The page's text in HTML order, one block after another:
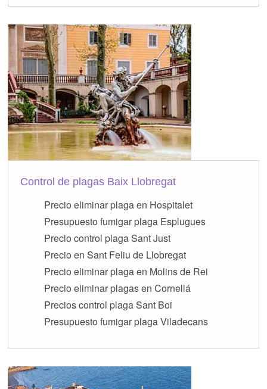
Control de plagas Baix Llobregat
Precio eliminar plaga en Hospitalet
Presupuesto fumigar plaga Esplugues
Precio control plaga Sant Just
Precio en Sant Feliu de Llobregat
Precio eliminar plaga en Molins de Rei
Precio eliminar plagas en Cornellá
Precios control plaga Sant Boi
Presupuesto fumigar plaga Viladecans